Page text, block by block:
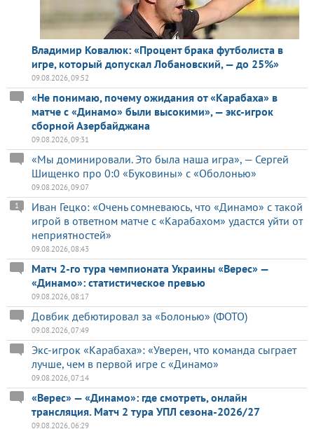
Владимир Ковалюк: «Процент брака футболиста в
игре, который допускал Лобановский, — до 25%»
09.08.2026, 09:52
«Не понимаю, почему ожидания от «Карабаха» в
матче с «Динамо» были высокими», — экс-игрок
сборной Азербайджана
09.08.2026, 09:31
«Мы доминировали. Это была наша игра», — Сергей
Шищенко про 0:0 «Буковины» с «Оболонью»
09.08.2026, 09:07
Иван Гецко: «Очень сомневаюсь, что «Динамо» с такой
игрой в ответном матче с «Карабахом» удастся уйти от
неприятностей»
1
09.08.2026, 08:43
Матч 2-го тура чемпионата Украины «Верес» —
«Динамо»: статистическое превью
09.08.2026, 08:17
Довбик дебютировал за «Болонью» (ФОТО)
09.08.2026, 07:49
Экс-игрок «Карабаха»: «Уверен, что команда сыграет
лучше, чем в первой игре с «Динамо»
09.08.2026, 07:14
«Верес» — «Динамо»: где смотреть, онлайн
трансляция. Матч 2 тура УПЛ сезона-2026/27
09.08.2026, 06:29